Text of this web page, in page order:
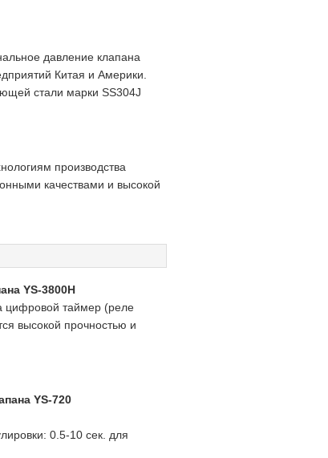
давление клапана
Китая и Америки.
стали марки SS304J
производства
качествами и высокой
YS-3800H
цифровой таймер (реле
высокой прочностью и
YS-720
0.5-10 сек. для